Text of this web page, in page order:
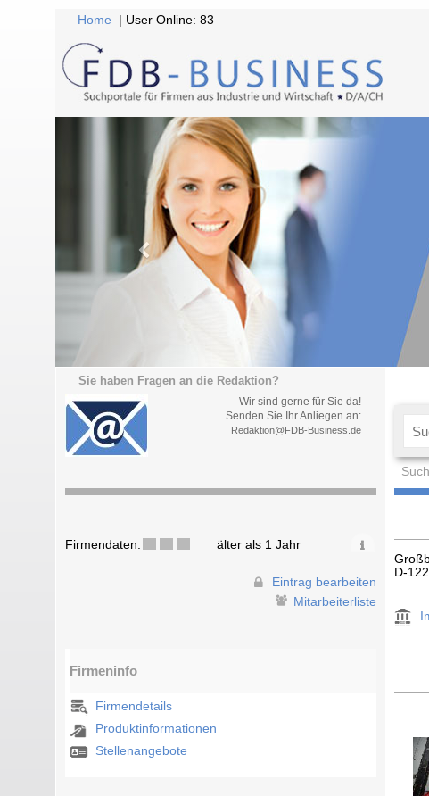
Home | User Online: 83
Sie haben Fragen an die Redaktion?
Wir sind gerne für Sie da!
Senden Sie Ihr Anliegen an:
Redaktion@FDB-Business.de
Firmendaten: älter als 1 Jahr
Eintrag bearbeiten
Mitarbeiterliste
Firmeninfo
Firmendetails
Produktinformationen
Stellenangebote
D-